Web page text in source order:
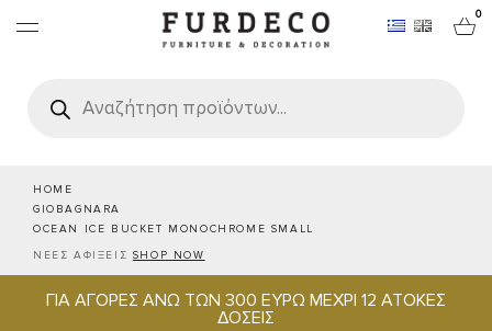
0
search
HOME
GIOBAGNARA
OCEAN ICE BUCKET MONOCHROME SMALL
ΝΕΕΣ ΑΦΙΞΕΙΣ SHOP NOW
ΓΙΑ ΑΓΟΡΕΣ ΑΝΩ ΤΩΝ 300 ΕΥΡΩ ΜΕΧΡΙ 12 ΑΤΟΚΕΣ
ΔΟΣΕΙΣ
ΕΠΙΠΛΑ
ΧΑΛΙΑ
ΕΙΔΗ ΣΕΡΒΙΡΙΣΜΑΤΟΣ & ΦΙΛΟΞΕΝΙΑΣ